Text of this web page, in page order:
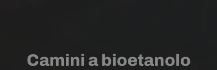
Camini a bioetanolo